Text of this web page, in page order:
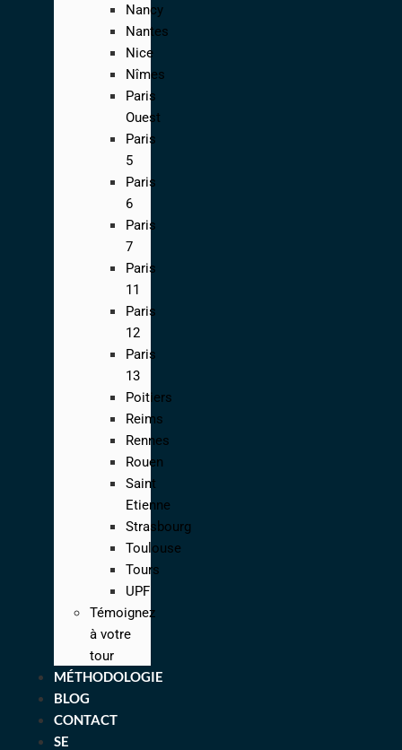
Nancy
Nantes
Nice
Nîmes
Paris
Ouest
Paris
5
Paris
6
Paris
7
Paris
11
Paris
12
Paris
13
Poitiers
Reims
Rennes
Rouen
Saint
Etienne
Strasbourg
Toulouse
Tours
UPF
Témoignez
à votre
tour
MÉTHODOLOGIE
BLOG
CONTACT
SE